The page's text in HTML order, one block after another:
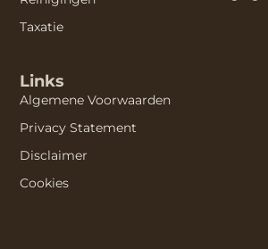
Taxatie
Links
Algemene Voorwaarden
Privacy Statement
Disclaimer
Cookies